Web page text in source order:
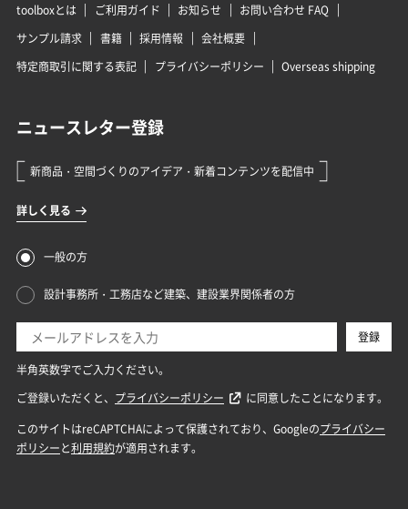
toolboxとは ご利用ガイド お知らせ
お問い合わせ FAQ
サンプル請求
書籍 採用情報
会社概要
特定商取引に関する表記
プライバシーポリシー Overseas shipping